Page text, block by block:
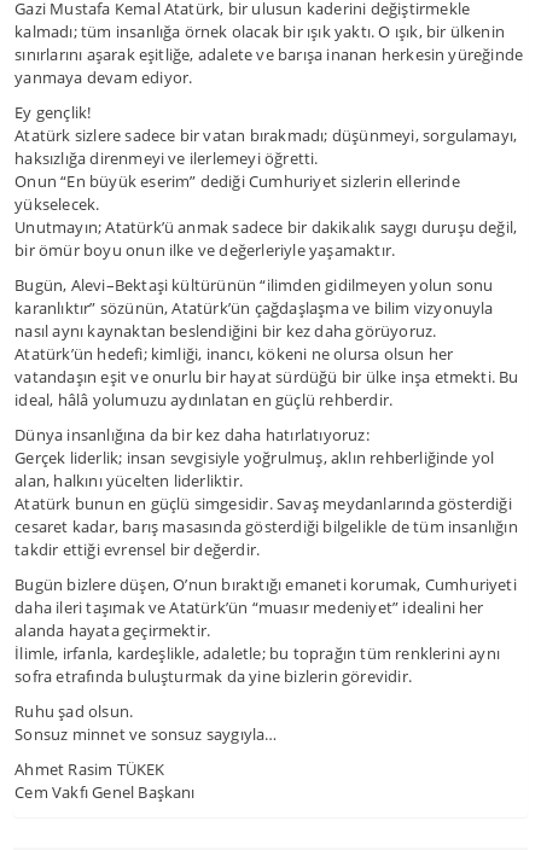
Gazi Mustafa Kemal Atatürk, bir ulusun kaderini değiştirmekle
kalmadı; tüm insanlığa örnek olacak bir ışık yaktı. O ışık, bir ülkenin
sınırlarını aşarak eşitliğe, adalete ve barışa inanan herkesin yüreğinde
yanmaya devam ediyor.
Ey gençlik!
Atatürk sizlere sadece bir vatan bırakmadı; düşünmeyi, sorgulamayı,
haksızlığa direnmeyi ve ilerlemeyi öğretti.
Onun “En büyük eserim” dediği Cumhuriyet sizlerin ellerinde
yükselecek.
Unutmayın; Atatürk’ü anmak sadece bir dakikalık saygı duruşu değil,
bir ömür boyu onun ilke ve değerleriyle yaşamaktır.
Bugün, Alevi–Bektaşi kültürünün “ilimden gidilmeyen yolun sonu
karanlıktır” sözünün, Atatürk’ün çağdaşlaşma ve bilim vizyonuyla
nasıl aynı kaynaktan beslendiğini bir kez daha görüyoruz.
Atatürk’ün hedefi; kimliği, inancı, kökeni ne olursa olsun her
vatandaşın eşit ve onurlu bir hayat sürdüğü bir ülke inşa etmekti. Bu
ideal, hâlâ yolumuzu aydınlatan en güçlü rehberdir.
Dünya insanlığına da bir kez daha hatırlatıyoruz:
Gerçek liderlik; insan sevgisiyle yoğrulmuş, aklın rehberliğinde yol
alan, halkını yücelten liderliktir.
Atatürk bunun en güçlü simgesidir. Savaş meydanlarında gösterdiği
cesaret kadar, barış masasında gösterdiği bilgelikle de tüm insanlığın
takdir ettiği evrensel bir değerdir.
Bugün bizlere düşen, O’nun bıraktığı emaneti korumak, Cumhuriyeti
daha ileri taşımak ve Atatürk’ün “muasır medeniyet” idealini her
alanda hayata geçirmektir.
İlimle, irfanla, kardeşlikle, adaletle; bu toprağın tüm renklerini aynı
sofra etrafında buluşturmak da yine bizlerin görevidir.
Ruhu şad olsun.
Sonsuz minnet ve sonsuz saygıyla…
Ahmet Rasim TÜKEK
Cem Vakfı Genel Başkanı